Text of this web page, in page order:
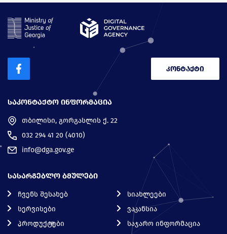
ᲡᲐᲙᲝᲜᲢᲐᲥᲢᲝ ᲘᲜᲤᲝᲠᲛᲐᲪᲘᲐ
თბილისი, გორგასლის ქ. 22
032 294 41 20 (4010)
info@dga.gov.ge
კონტაქტი
ᲡᲐᲡᲐᲠᲒᲔᲑᲚᲝ ᲑᲛᲣᲚᲔᲑᲘ
ჩვენს შესახებ
სერვისები
პროდუქტები
სიახლეები
ვაკანსია
საჯარო ინფორმაცია